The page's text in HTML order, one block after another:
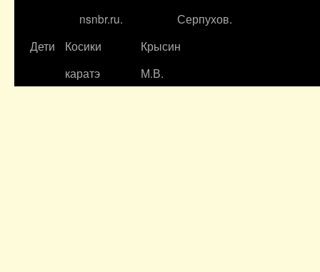
nsnbr.ru.
Серпухов.
Дети
Косики
каратэ
Крысин
М.В.